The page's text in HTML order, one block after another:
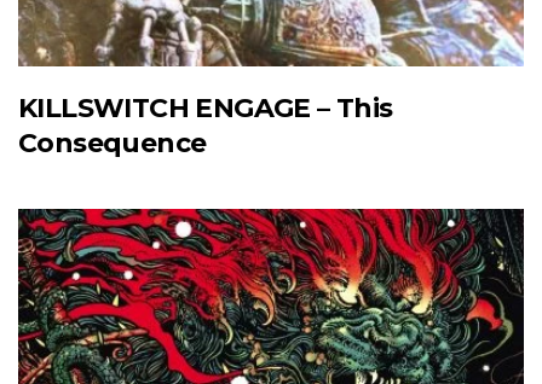
KILLSWITCH ENGAGE – This
Consequence